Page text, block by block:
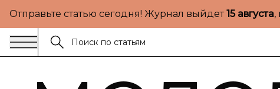
Отправьте статью сегодня! Журнал выйдет15 августа,